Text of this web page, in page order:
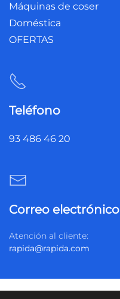
Máquinas de coser
Doméstica
OFERTAS
Teléfono
93 486 46 20
Correo electrónico
Atención al cliente:
rapida@rapida.com